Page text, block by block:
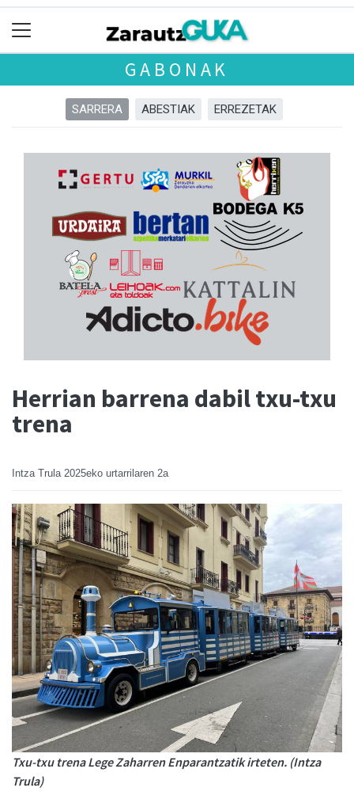
GABONAK
SARRERA ABESTIAK ERREZETAK
Herrian barrena dabil txu-txu
trena
Intza Trula 2025eko urtarrilaren 2a
Txu-txu trena Lege Zaharren Enparantzatik irteten. (Intza
Trula)